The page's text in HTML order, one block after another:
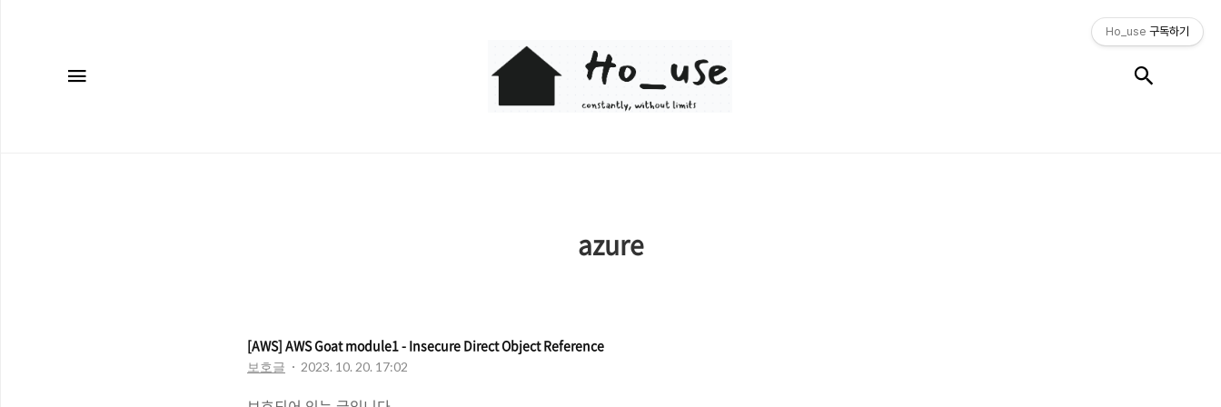
Ho_use
azure
[AWS] AWS Goat module1 - Insecure Direct Object Reference
보호글 2023. 10. 20. 17:02
Ho_use 구독하기